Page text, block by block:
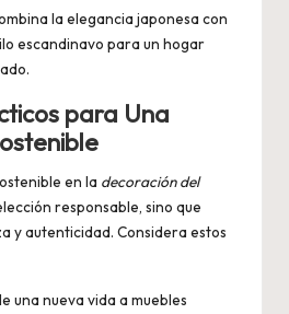
la elegancia japonesa con
escandinavo para un hogar
para Una
en la decoración del
responsable, sino que
y autenticidad. Considera estos
una nueva vida a muebles